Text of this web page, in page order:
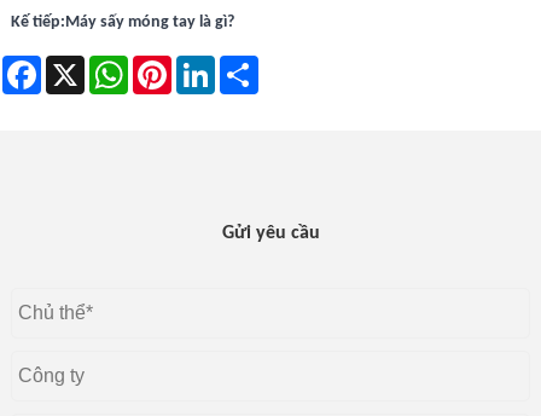
Kế tiếp: Máy sấy móng tay là gì?
Facebook
X WhatsAppPinterestLinkedIn
Gửi yêu cầu